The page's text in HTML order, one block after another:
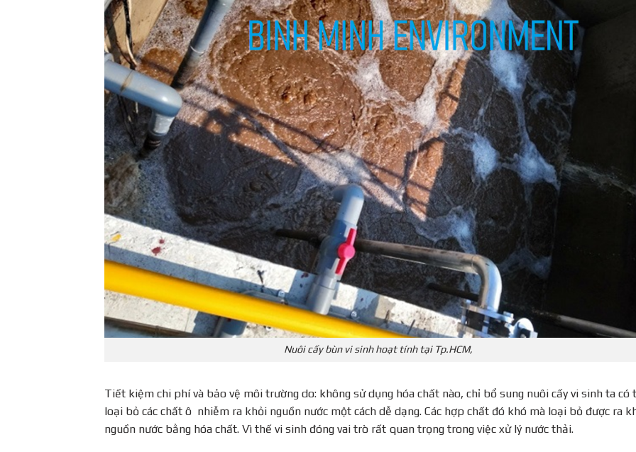
Nuôi cấy bùn vi sinh hoạt tính tại Tp.HCM,
Tiết kiệm chi phí và bảo vệ môi trường do: không sử dụng hóa chất nào, chỉ bổ sung nuôi cấy vi sinh ta có
loại bỏ các chất ô nhiễm ra khỏi nguồn nước một cách dễ dạng. Các hợp chất đó khó mà loại bỏ được ra
nguồn nước bằng hóa chất. Vì thế vi sinh đóng vai trò rất quan trọng trong việc xử lý nước thải.